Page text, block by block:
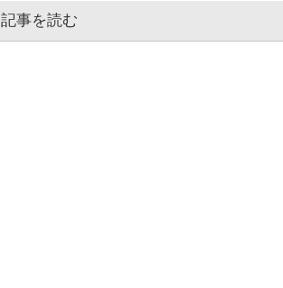
記事を読む